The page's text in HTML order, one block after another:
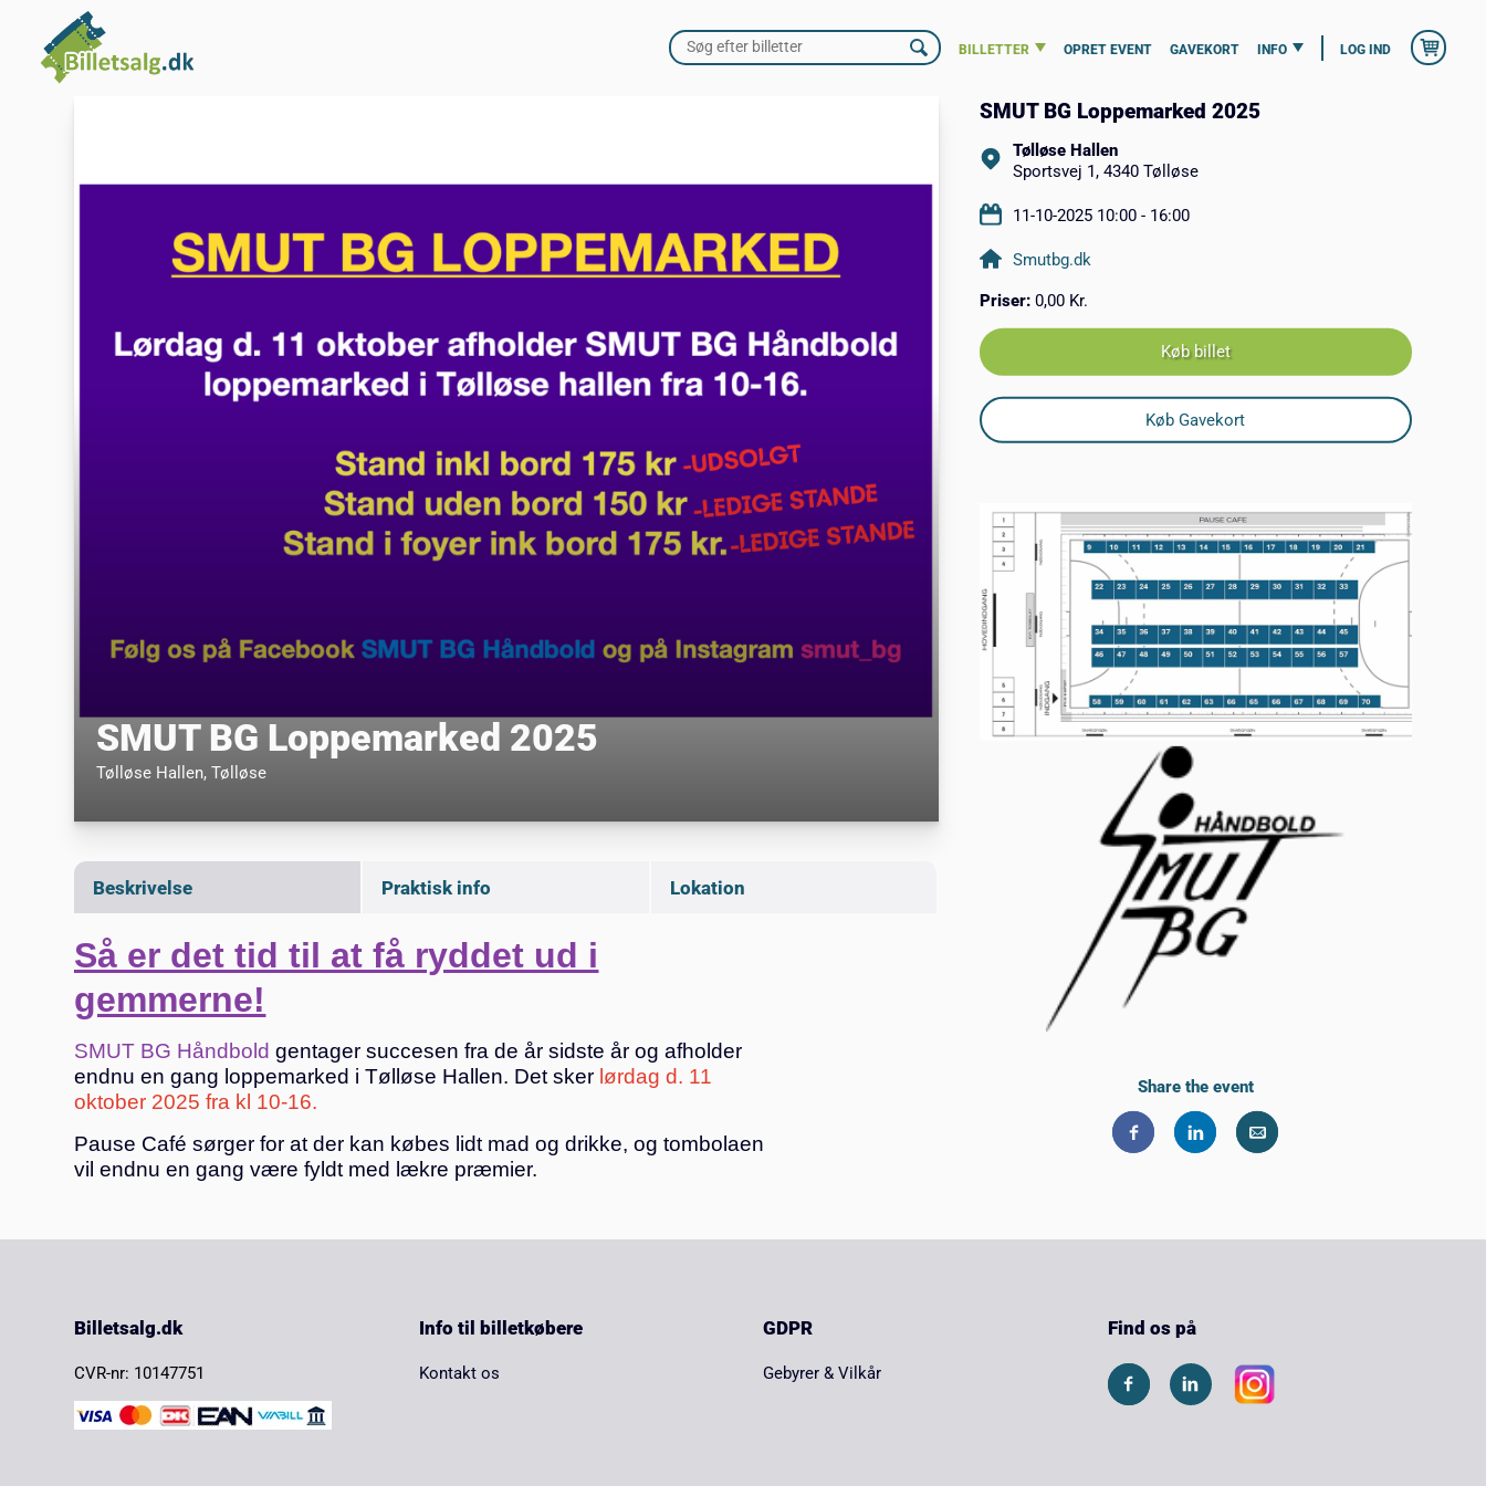
BILLETTER OPRET EVENT GAVEKORT INFO LOG IND
SMUT BG Loppemarked 2025
Tølløse Hallen, Tølløse
Beskrivelse Praktisk info Lokation
Så er det tid til at få ryddet ud i
gemmerne!
SMUT BG Håndbold gentager succesen fra de år sidste år og afholder
endnu en gang loppemarked i Tølløse Hallen. Det sker lørdag d. 11
oktober 2025 fra kl 10-16.
Pause Café sørger for at der kan købes lidt mad og drikke, og tombolaen
vil endnu en gang være fyldt med lækre præmier.
SMUT BG Loppemarked 2025
Tølløse Hallen
Sportsvej 1, 4340 Tølløse
11-10-2025 10:00 - 16:00
Smutbg.dk
Priser: 0,00 Kr.
Køb billet
Køb Gavekort
Share the event
Billetsalg.dk
CVR-nr: 10147751
Info til billetkøbere
Kontakt os
GDPR
Gebyrer & Vilkår
Find os på